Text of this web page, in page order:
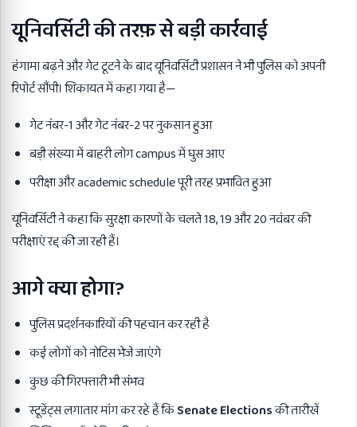
यूनिवर्सिटी की तरफ़ से बड़ी कार्रवाई
हंगामा बढ़ने और गेट टूटने के बाद यूनिवर्सिटी प्रशासन ने भी पुलिस को अपनी
रिपोर्ट सौंपी। शिकायत में कहा गया है—
गेट नंबर-1 और गेट नंबर-2 पर नुकसान हुआ
बड़ी संख्या में बाहरी लोग campus में घुस आए
परीक्षा और academic schedule पूरी तरह प्रभावित हुआ
यूनिवर्सिटी ने कहा कि सुरक्षा कारणों के चलते 18, 19 और 20 नवंबर की
परीक्षाएं रद्द की जा रही हैं।
आगे क्या होगा?
पुलिस प्रदर्शनकारियों की पहचान कर रही है
कई लोगों को नोटिस भेजे जाएंगे
कुछ की गिरफ्तारी भी संभव
स्टूडेंट्स लगातार मांग कर रहे हैं किSenate Electionsकी तारीखें